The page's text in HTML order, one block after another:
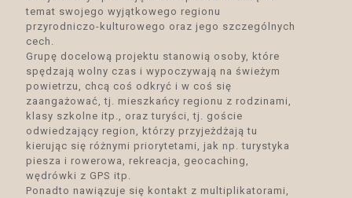
temat swojego wyjątkowego regionu
przyrodniczo-kulturowego oraz jego szczególnych
cech.
Grupę docelową projektu stanowią osoby, które
spędzają wolny czas i wypoczywają na świeżym
powietrzu, chcą coś odkryć i w coś się
zaangażować, tj. mieszkańcy regionu z rodzinami,
klasy szkolne itp., oraz turyści, tj. goście
odwiedzający region, którzy przyjeżdżają tu
kierując się różnymi priorytetami, jak np. turystyka
piesza i rowerowa, rekreacja, geocaching,
wędrówki z GPS itp.
Ponadto nawiązuje się kontakt z multiplikatorami,